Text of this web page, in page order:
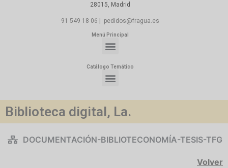
28015, Madrid
91 549 18 06 pedidos@fragua.es
Menú Principal
Catálogo Temático
Biblioteca digital, La.
DOCUMENTACIÓN-BIBLIOTECONOMÍA-TESIS-TFG
Volver